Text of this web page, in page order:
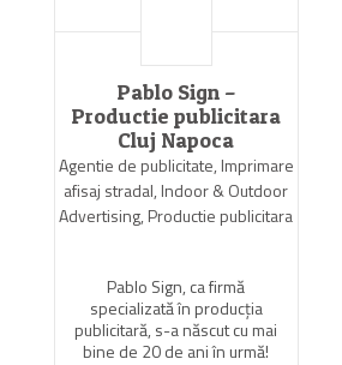
Pablo Sign –
Productie publicitara
Cluj Napoca
Agentie de publicitate, Imprimare
afisaj stradal, Indoor & Outdoor
Advertising, Productie publicitara
Pablo Sign, ca firmă
specializată în producția
publicitară, s-a născut cu mai
bine de 20 de ani în urmă!